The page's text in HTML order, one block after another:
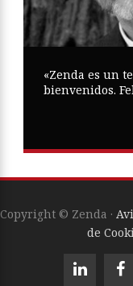
«Zenda es un
bienvenidos.
Copyright © Zenda ·
de